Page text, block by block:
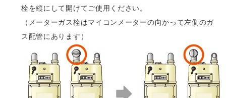
栓を縦にして開けてご使用ください。
（メーターガス栓はマイコンメーターの向かって左側のガ
ス配管にあります）